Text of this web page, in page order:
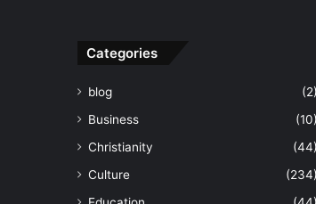
Categories
blog
(2)
Business
(10)
Christianity
(44)
Culture
(234)